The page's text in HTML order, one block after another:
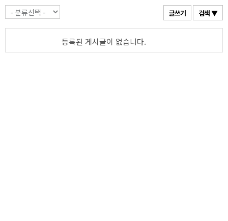
글쓰기 검색 ▼
등록된 게시글이 없습니다.